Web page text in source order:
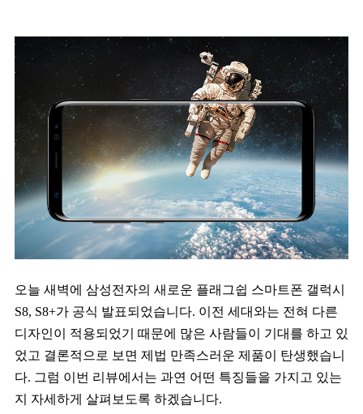
오늘 새벽에 삼성전자의 새로운 플래그쉽 스마트폰 갤럭시
S8, S8+가 공식 발표되었습니다. 이전 세대와는 전혀 다른
디자인이 적용되었기 때문에 많은 사람들이 기대를 하고 있
었고 결론적으로 보면 제법 만족스러운 제품이 탄생했습니
다. 그럼 이번 리뷰에서는 과연 어떤 특징들을 가지고 있는
지 자세하게 살펴보도록 하겠습니다.